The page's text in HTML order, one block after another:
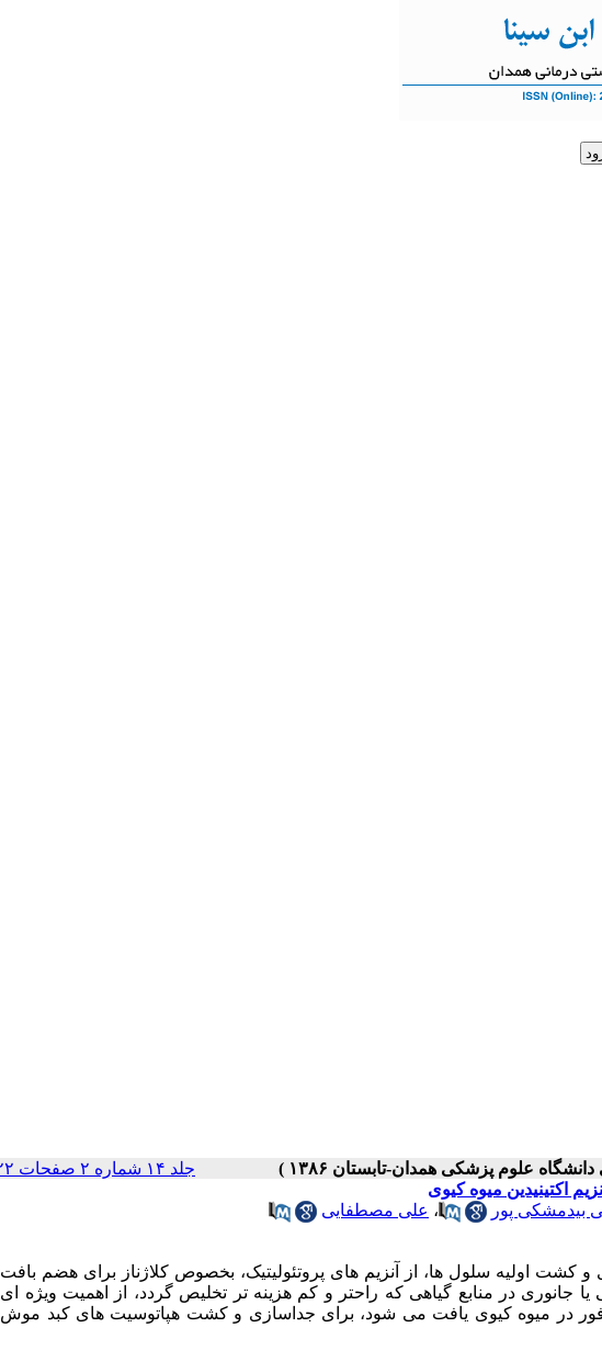
جلد ۱۴ شماره ۲ صفحات ۲۲-۱۶
اکتینیدین میوه کیوی
بیدمشکی پور ، علی مصطفایی
کشت اولیه سلول ها، از آنزیم های پروتئولیتیک، بخصوص کلاژناز برای هضم بافت
یا جانوری در منابع گیاهی که راحتر و کم هزینه تر تخلیص گردد، از اهمیت ویژه ای
وفور در میوه کیوی یافت می شود، برای جداسازی و کشت هپاتوسیت های کبد موش